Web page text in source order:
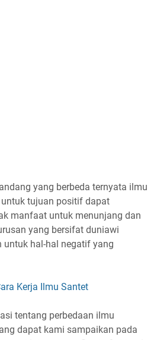
yang berbeda ternyata ilmu
tujuan positif dapat
manfaat untuk menunjang dan
yang bersifat duniawi
hal-hal negatif yang
Kerja Ilmu Santet
tentang perbedaan ilmu
dapat kami sampaikan pada